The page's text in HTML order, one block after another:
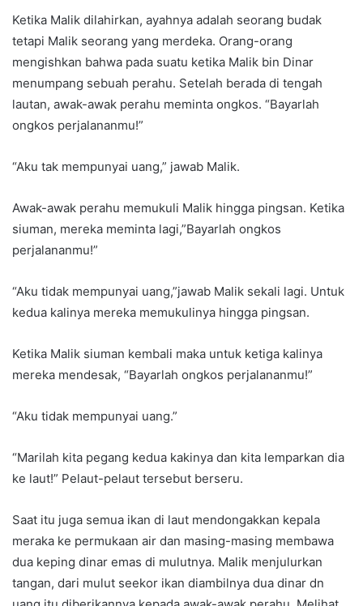
Ketika Malik dilahirkan, ayahnya adalah seorang budak
tetapi Malik seorang yang merdeka. Orang-orang
mengishkan bahwa pada suatu ketika Malik bin Dinar
menumpang sebuah perahu. Setelah berada di tengah
lautan, awak-awak perahu meminta ongkos. “Bayarlah
ongkos perjalananmu!”
“Aku tak mempunyai uang,” jawab Malik.
Awak-awak perahu memukuli Malik hingga pingsan. Ketika
siuman, mereka meminta lagi,”Bayarlah ongkos
perjalananmu!”
“Aku tidak mempunyai uang,”jawab Malik sekali lagi. Untuk
kedua kalinya mereka memukulinya hingga pingsan.
Ketika Malik siuman kembali maka untuk ketiga kalinya
mereka mendesak, “Bayarlah ongkos perjalananmu!”
“Aku tidak mempunyai uang.”
“Marilah kita pegang kedua kakinya dan kita lemparkan dia
ke laut!” Pelaut-pelaut tersebut berseru.
Saat itu juga semua ikan di laut mendongakkan kepala
meraka ke permukaan air dan masing-masing membawa
dua keping dinar emas di mulutnya. Malik menjulurkan
tangan, dari mulut seekor ikan diambilnya dua dinar dn